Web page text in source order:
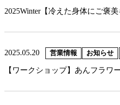
2025Winter【冷えた身体にご褒美
2025.05.20 営業情報 お知らせ
【ワークショップ】あんフラワ